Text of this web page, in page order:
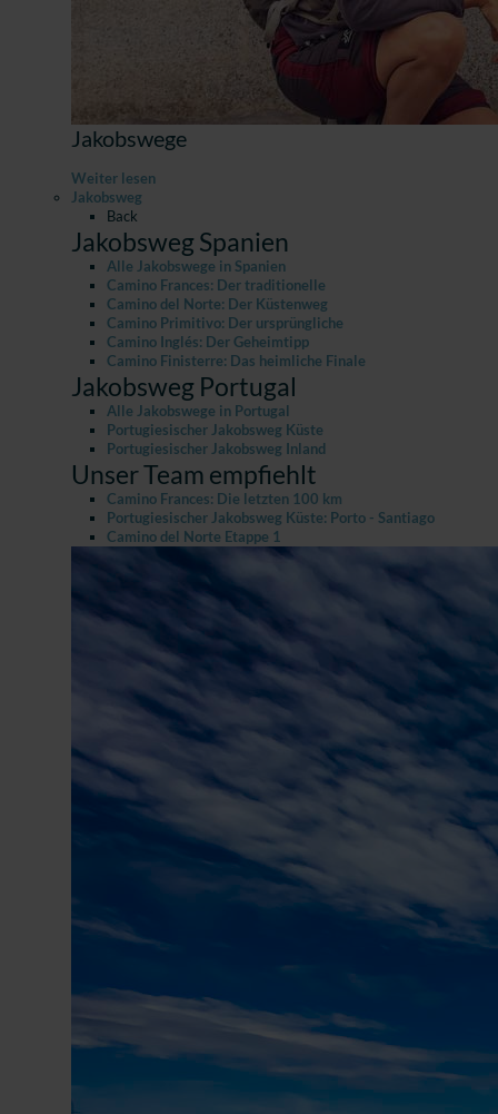
Jakobswege
Weiter lesen
Jakobsweg
Back
Jakobsweg Spanien
Alle Jakobswege in Spanien
Camino Frances: Der traditionelle
Camino del Norte: Der Küstenweg
Camino Primitivo: Der ursprüngliche
Camino Inglés: Der Geheimtipp
Camino Finisterre: Das heimliche Finale
Jakobsweg Portugal
Alle Jakobswege in Portugal
Portugiesischer Jakobsweg Küste
Portugiesischer Jakobsweg Inland
Unser Team empfiehlt
Camino Frances: Die letzten 100 km
Portugiesischer Jakobsweg Küste: Porto - Santiago
Camino del Norte Etappe 1